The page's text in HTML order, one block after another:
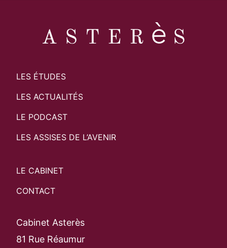
LES ÉTUDES
LES ACTUALITÉS
LE PODCAST
LES ASSISES DE L’AVENIR
LE CABINET
CONTACT
Cabinet Asterès
81 Rue Réaumur